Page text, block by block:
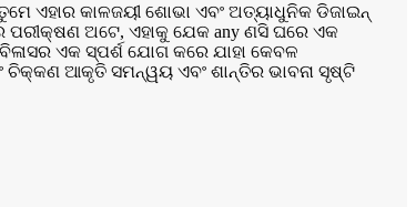
ଏହାର କାଳଜୟୀ ଶୋଭା ଏବଂ ଅତ୍ୟାଧୁନିକ ଡିଜାଇନ୍
ପରୀକ୍ଷଣ ଅଟେ, ଏହାକୁ ଯେକ any ଣସି ଘରେ ଏକ
ଏକ ସ୍ପର୍ଶ ଯୋଗ କରେ ଯାହା କେବଳ
ଚିକ୍କଣ ଆକୃତି ସମନ୍ୱୟ ଏବଂ ଶାନ୍ତିର ଭାବନା ସୃଷ୍ଟି